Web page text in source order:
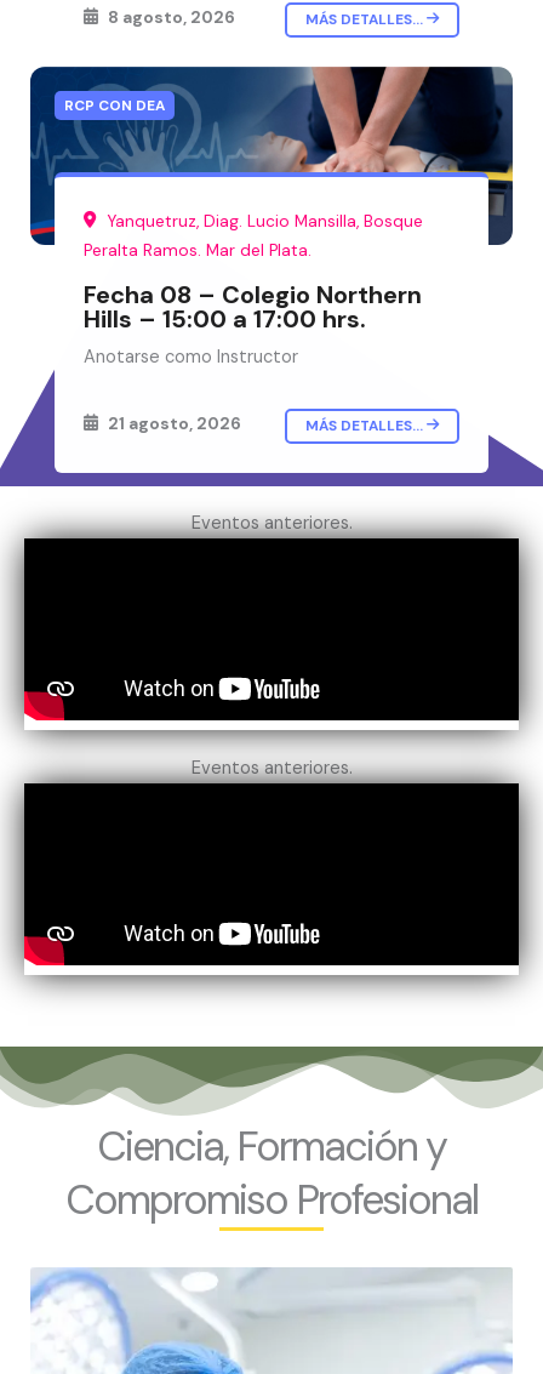
8 agosto, 2026 MÁS DETALLES...
RCP CON DEA
Yanquetruz, Diag. Lucio Mansilla, Bosque
Peralta Ramos. Mar del Plata.
Fecha 08 – Colegio Northern
Hills – 15:00 a 17:00 hrs.
Anotarse como Instructor
21 agosto, 2026 MÁS DETALLES...
Eventos anteriores.
Eventos anteriores.
Ciencia, Formación y
Compromiso Profesional